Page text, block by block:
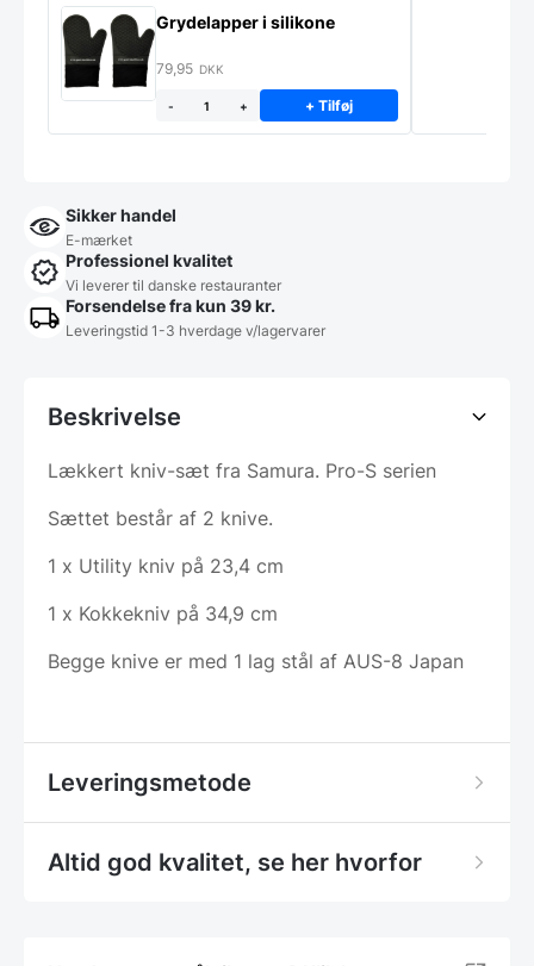
Grydelapper i silikone
79,95 DKK
- + + Tilføj
Sikker handel
E-mærket
Professionel kvalitet
Vi leverer til danske restauranter
Forsendelse fra kun 39 kr.
Leveringstid 1-3 hverdage v/lagervarer
Beskrivelse
Lækkert kniv-sæt fra Samura. Pro-S serien
Sættet består af 2 knive.
1 x Utility kniv på 23,4 cm
1 x Kokkekniv på 34,9 cm
Begge knive er med 1 lag stål af AUS-8 Japan
Leveringsmetode
Altid god kvalitet, se her hvorfor